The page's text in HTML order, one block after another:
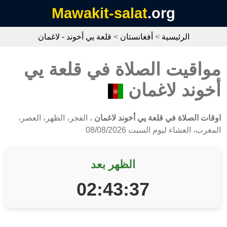
Mawakit-salat.org
الرئيسية > أفغانستان > قلعة يي أخوند - لاغمان
مواقيت الصلاة في قلعة يي
أخوند لاغمان
اوقات الصلاة في قلعة يي أخوند لاغمان ، الفجر، الظهر، العصر،
المغرب، العشاء ليوم السبت 08/08/2026
الظهر بعد
02:43:37